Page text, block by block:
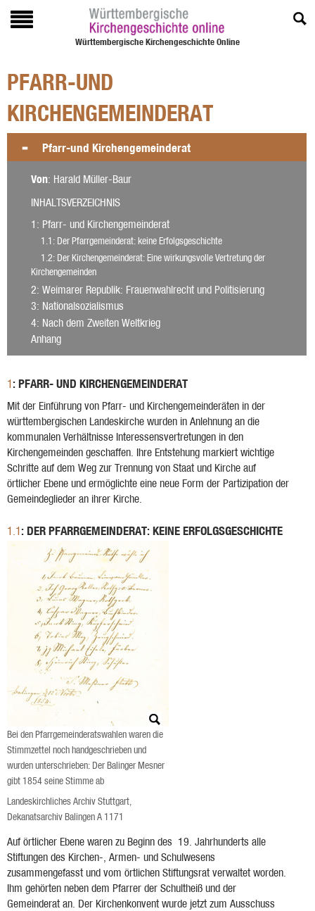
Württembergische Kirchengeschichte Online
PFARR-UND
KIRCHENGEMEINDERAT
Pfarr-und Kirchengemeinderat
Von: Harald Müller-Baur
INHALTSVERZEICHNIS
1 : Pfarr- und Kirchengemeinderat
1.1: Der Pfarrgemeinderat: keine Erfolgsgeschichte
1.2: Der Kirchengemeinderat: Eine wirkungsvolle Vertretung der
Kirchengemeinden
2: Weimarer Republik: Frauenwahlrecht und Politisierung
3: Nationalsozialismus
4: Nach dem Zweiten Weltkrieg
Anhang
1: PFARR- UND KIRCHENGEMEINDERAT
Mit der Einführung von Pfarr- und Kirchengemeinderäten in der
württembergischen Landeskirche wurden in Anlehnung an die
kommunalen Verhältnisse Interessensvertretungen in den
Kirchengemeinden geschaffen. Ihre Entstehung markiert wichtige
Schritte auf dem Weg zur Trennung von Staat und Kirche auf
örtlicher Ebene und ermöglichte eine neue Form der Partizipation der
Gemeindeglieder an ihrer Kirche.
1.1: DER PFARRGEMEINDERAT: KEINE ERFOLGSGESCHICHTE
Bei den Pfarrgemeinderatswahlen waren die
Stimmzettel noch handgeschrieben und
wurden unterschrieben: Der Balinger Mesner
gibt 1854 seine Stimme ab
Landeskirchliches Archiv Stuttgart,
Dekanatsarchiv Balingen A 1171
Auf örtlicher Ebene waren zu Beginn des 19. Jahrhunderts alle
Stiftungen des Kirchen-, Armen- und Schulwesens
zusammengefasst und vom örtlichen Stiftungsrat verwaltet worden.
Ihm gehörten neben dem Pfarrer der Schultheiß und der
Gemeinderat an. Der Kirchenkonvent wurde jetzt zum Ausschuss